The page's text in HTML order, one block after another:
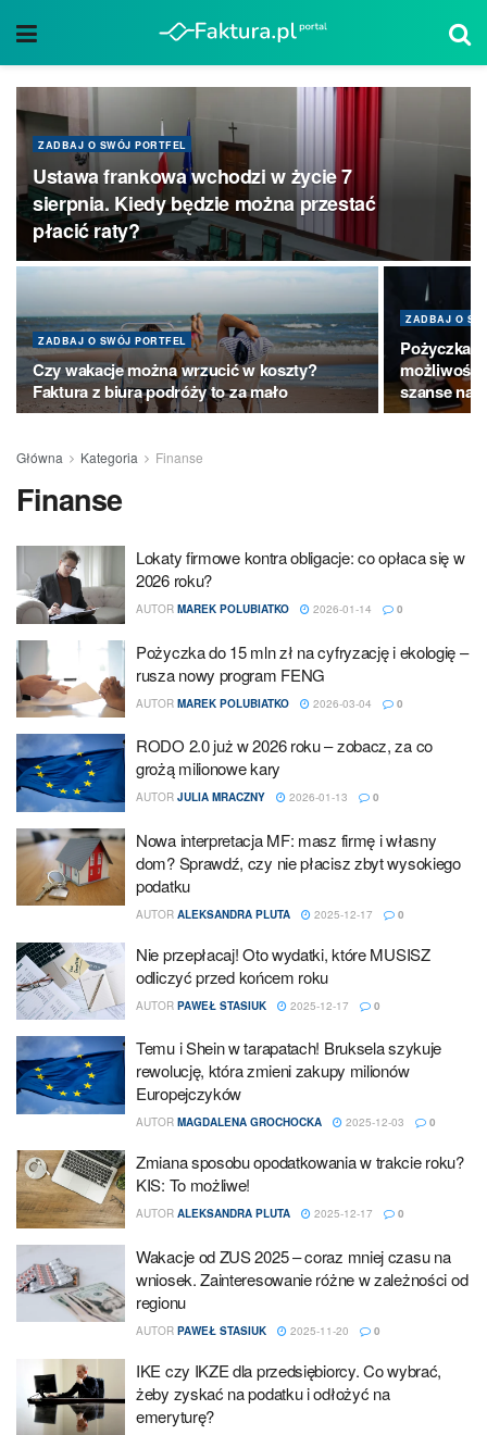
ZADBAJ O SWÓJ PORTFEL
Ustawa frankowa wchodzi w życie 7
sierpnia. Kiedy będzie można przestać
płacić raty?
ZADBAJ O SWÓJ PORTFEL
Czy wakacje można wrzucić w koszty?
Faktura z biura podróży to za mało
ZADBAJ O
Pożyczka
możliwości
szanse na
Główna Kategoria Finanse
Finanse
Lokaty firmowe kontra obligacje: co opłaca się w
2026 roku?
AUTOR MAREK POLUBIATKO 2026-01-14 0
Pożyczka do 15 mln zł na cyfryzację i ekologię –
rusza nowy program FENG
AUTOR MAREK POLUBIATKO 2026-03-04 0
RODO 2.0 już w 2026 roku – zobacz, za co
grożą milionowe kary
AUTOR JULIA MRACZNY 2026-01-13 0
Nowa interpretacja MF: masz firmę i własny
dom? Sprawdź, czy nie płacisz zbyt wysokiego
podatku
AUTOR ALEKSANDRA PLUTA 2025-12-17 0
Nie przepłacaj! Oto wydatki, które MUSISZ
odliczyć przed końcem roku
AUTOR PAWEŁ STASIUK 2025-12-17 0
Temu i Shein w tarapatach! Bruksela szykuje
rewolucję, która zmieni zakupy milionów
Europejczyków
AUTOR MAGDALENA GROCHOCKA 2025-12-03 0
Zmiana sposobu opodatkowania w trakcie roku?
KIS: To możliwe!
AUTOR ALEKSANDRA PLUTA 2025-12-17 0
Wakacje od ZUS 2025 – coraz mniej czasu na
wniosek. Zainteresowanie różne w zależności od
regionu
AUTOR PAWEŁ STASIUK 2025-11-20 0
IKE czy IKZE dla przedsiębiorcy. Co wybrać,
żeby zyskać na podatku i odłożyć na
emeryturę?